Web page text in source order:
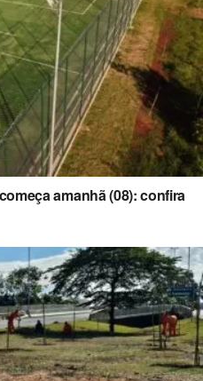
amanhã (08): confira